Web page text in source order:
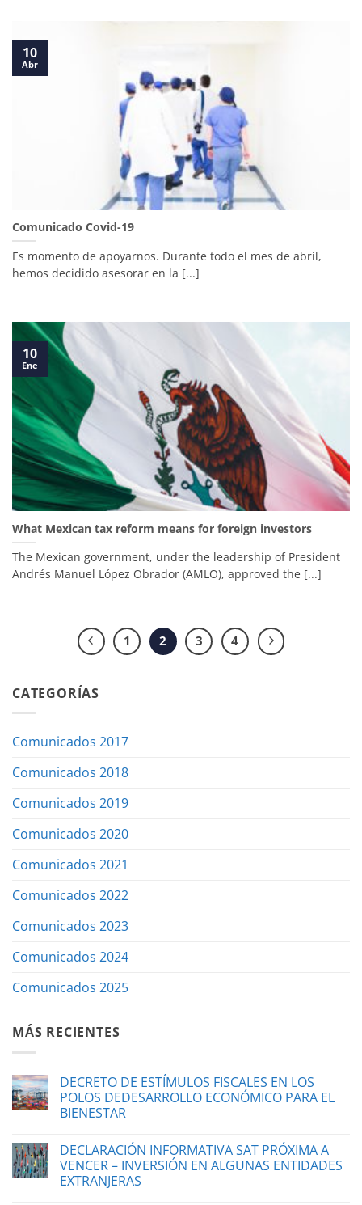
CATEGORÍAS
Comunicados 2017
Comunicados 2018
Comunicados 2019
Comunicados 2020
Comunicados 2021
Comunicados 2022
Comunicados 2023
Comunicados 2024
Comunicados 2025
MÁS RECIENTES
DECRETO DE ESTÍMULOS FISCALES EN LOS
POLOS DEDESARROLLO ECONÓMICO PARA EL
BIENESTAR
DECLARACIÓN INFORMATIVA SAT PRÓXIMA A
VENCER – INVERSIÓN EN ALGUNAS ENTIDADES
EXTRANJERAS
Comunicado Covid-19
Es momento de apoyarnos. Durante todo el mes de abril,
hemos decidido asesorar en la [...]
10
Abr
What Mexican tax reform means for foreign investors
The Mexican government, under the leadership of President
Andrés Manuel López Obrador (AMLO), approved the [...]
10
Ene
1 2 3 4